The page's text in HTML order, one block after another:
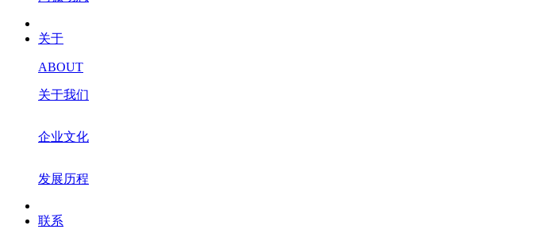
关于
ABOUT
关于我们
企业文化
发展历程
联系